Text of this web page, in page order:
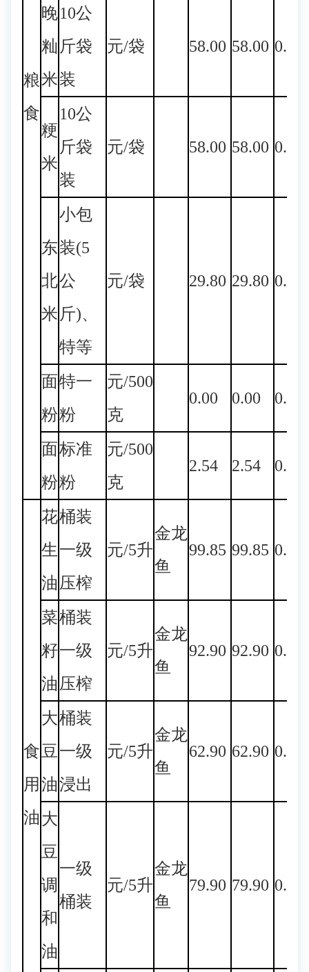
粮
食
晚
籼
米
10公
斤袋
装
元/袋 58.00 58.00 0.00
粳
米
10公
斤袋
装
元/袋 58.00 58.00 0.00
东
北
米
小包
装(5
公
斤)、
特等
元/袋 29.80 29.80 0.00
面
粉
特一
粉
元/500
克
0.00 0.00 0.00
面
粉
标准
粉
元/500
克
2.54 2.54 0.00
食
用
油
花
生
油
桶装
一级
压榨
元/5升
金龙
鱼
99.85 99.85 0.00
菜
籽
油
桶装
一级
压榨
元/5升
金龙
鱼
92.90 92.90 0.00
大
豆
油
桶装
一级
浸出
元/5升
金龙
鱼
62.90 62.90 0.00
大
豆
调
和
油
一级
桶装
元/5升
金龙
鱼
79.90 79.90 0.00